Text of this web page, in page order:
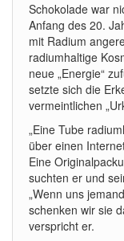
Schokolade war
Anfang des 20.
mit Radium
radiumhaltige
neue „Energie“
setzte sich die
vermeintlichen
„Eine Tube
über einen
Eine
suchten er und
„Wenn uns
schenken wir sie
verspricht er.